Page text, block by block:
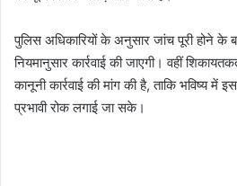
पुलिस अधिकारियों के अनुसार जांच पूरी होने के
नियमानुसार कार्रवाई की जाएगी। वहीं
कानूनी कार्रवाई की मांग की है, ताकि भविष्य में
प्रभावी रोक लगाई जा सके।